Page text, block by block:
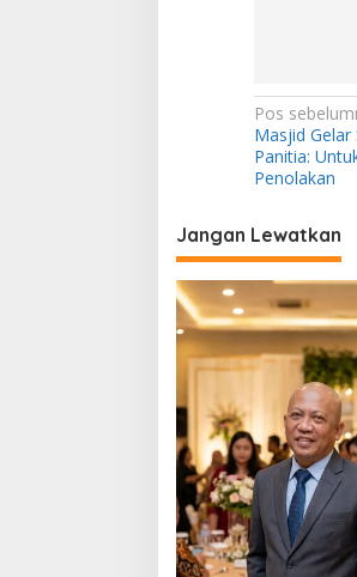
N
a
v
i
g
a
s
i
o
s
Pos
Masjid Gelar
Panitia:
Penolakan
Jangan Lewatkan